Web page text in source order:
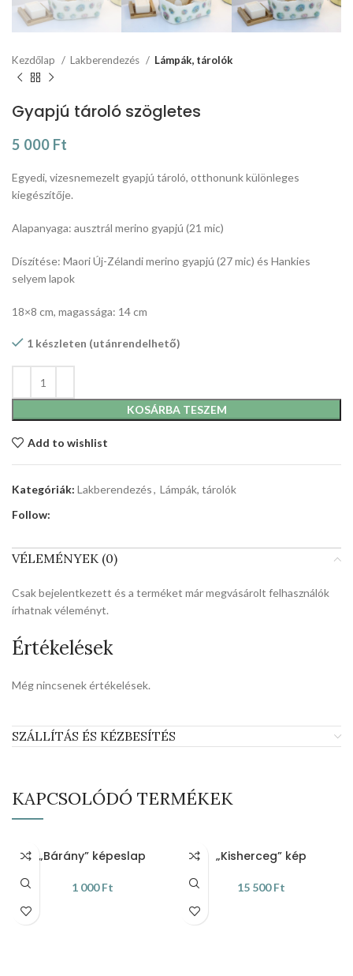
Kezdőlap Lakberendezés Lámpák, tárolók
Gyapjú tároló szögletes
5 000 Ft
Egyedi, vizesnemezelt gyapjú tároló, otthonunk különleges
kiegészítője.
Alapanyaga: ausztrál merino gyapjú (21 mic)
Díszítése: Maori Új-Zélandi merino gyapjú (27 mic) és Hankies
selyem lapok
18×8 cm, magassága: 14 cm
1 készleten (utánrendelhető)
KOSÁRBA TESZEM
Add to wishlist
Kategóriák: Lakberendezés, Lámpák, tárolók
Follow:
VÉLEMÉNYEK (0)
Értékelések
Még nincsenek értékelések.
Csak bejelentkezett és a terméket már megvásárolt felhasználók
írhatnak véleményt.
SZÁLLÍTÁS ÉS KÉZBESÍTÉS
KAPCSOLÓDÓ TERMÉKEK
„Bárány” képeslap
1 000Ft
„Kisherceg” kép
15 500Ft